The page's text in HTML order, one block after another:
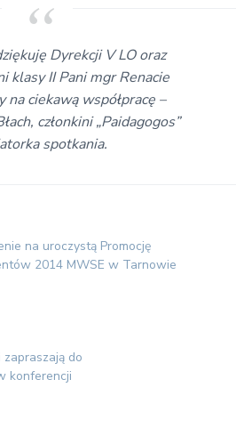
Dyrekcji V LO oraz
klasy II Pani mgr Renacie
na ciekawą współpracę –
członkini „Paidagogos”
spotkania.
na uroczystą Promocję
2014 MWSE w Tarnowie
zapraszają do
konferencji